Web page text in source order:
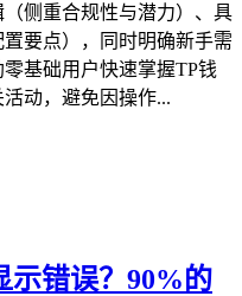
侧重合规性与潜力）、具
要点），同时明确新手需
基础用户快速掌握TP钱
动，避免因操作...
示错误？90%的